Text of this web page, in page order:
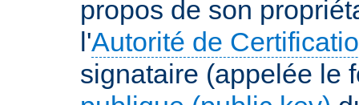
propos de son
l'Autorité de
signataire (appelée le